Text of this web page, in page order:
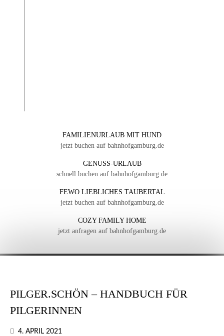
FAMILIENURLAUB MIT HUND
jetzt buchen auf bahnhofgamburg.de
GENUSS-URLAUB
schnell buchen auf bahnhofgamburg.de
FEWO LIEBLICHES TAUBERTAL
jetzt buchen auf bahnhofgamburg.de
COZY FAMILY HOME
jetzt anfragen auf bahnhofgamburg.de
PILGER.SCHÖN – HANDBUCH FÜR
PILGERINNEN
4. APRIL 2021